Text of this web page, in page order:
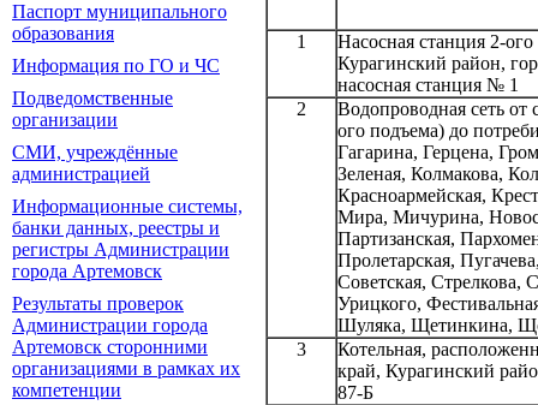
Паспорт муниципального
образования
Информация по ГО и ЧС
Подведомственные
организации
СМИ, учреждённые
администрацией
Информационные системы,
банки данных, реестры и
регистры Администрации
города Артемовск
Результаты проверок
Администрации города
Артемовск сторонними
организациями в рамках их
компетенции
1
Насосная станция 2-
Курагинский район,
насосная станция № 1
2
Водопроводная сеть от
ого подъема) до
Гагарина, Герцена,
Зеленая, Колмакова,
Красноармейская,
Мира, Мичурина,
Партизанская,
Пролетарская,
Советская, Стрелкова,
Урицкого,
Шуляка, Щетинкина,
3
Котельная,
край, Курагинский
87-Б